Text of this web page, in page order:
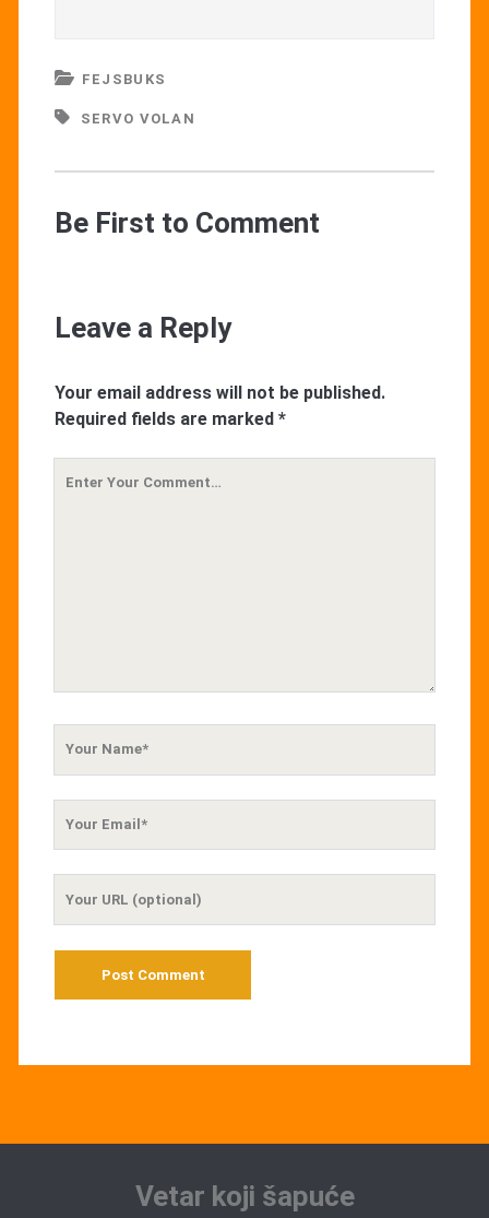
FEJSBUKS
SERVO VOLAN
Be First to Comment
Leave a Reply
Your email address will not be published.
Required fields are marked *
Vetar koji šapuće